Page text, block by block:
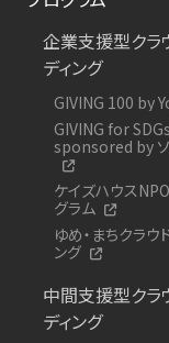
企業支援型クラ
ディング
GIVING 100 by
GIVING for SDGs
sponsored by
ケイズハウス
グラム
ゆめ・まちクラウ
ング
中間支援型クラ
ディング